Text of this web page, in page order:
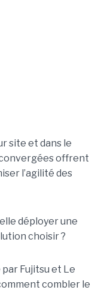
site et dans le
offrent
l’agilité des
déployer une
choisir ?
Fujitsu et Le
combler le